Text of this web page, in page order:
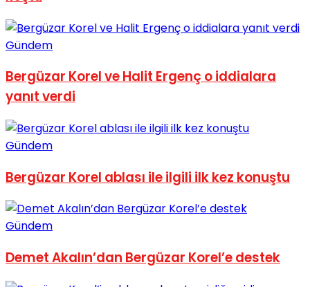
No Result
View All Result
Gündem
Bergüzar Korel ve Halit Ergenç o iddialara
yanıt verdi
Gündem
Bergüzar Korel ablası ile ilgili ilk kez konuştu
Gündem
Demet Akalın’dan Bergüzar Korel’e destek